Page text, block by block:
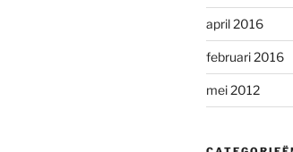
april 2016
februari 2016
mei 2012